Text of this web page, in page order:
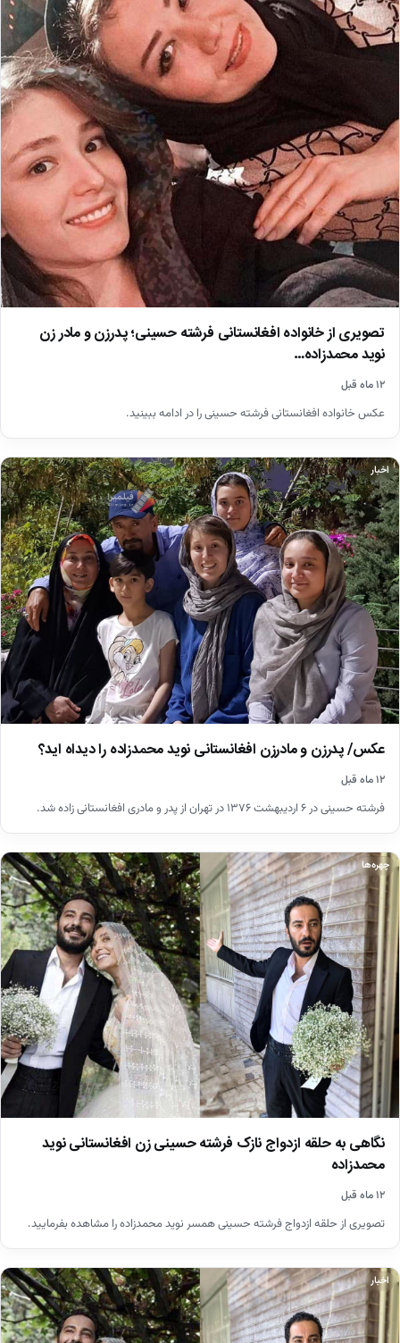
تصویری از خانواده افغانستانی فرشته حسینی؛ پدرزن و مادر زن
نوید محمدزاده…
۱۲ ماه قبل
عکس خانواده افغانستانی فرشته حسینی را در ادامه ببینید.
اخبار
عکس/ پدرزن و مادرزن افغانستانی نوید محمدزاده را دیداه اید؟
۱۲ ماه قبل
فرشته حسینی در ۶ اردیبهشت ۱۳۷۶ در تهران از پدر و مادری افغانستانی زاده شد.
چهره‌ها
نگاهی به حلقه ازدواج نازک فرشته حسینی زن افغانستانی نوید
محمدزاده
۱۲ ماه قبل
تصویری از حلقه ازدواج فرشته حسینی همسر نوید محمدزاده را مشاهده بفرمایید.
اخبار